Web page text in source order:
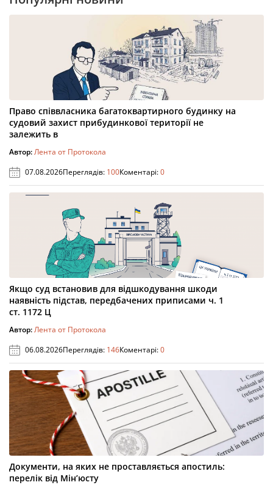
Право співвласника багатоквартирного будинку на
судовий захист прибудинкової території не
залежить в
Автор:Лента от Протокола
07.08.2026Переглядів: 100Коментарі:0
Якщо суд встановив для відшкодування шкоди
наявність підстав, передбачених приписами ч. 1
ст. 1172 Ц
Автор:Лента от Протокола
06.08.2026Переглядів: 146Коментарі:0
Документи, на яких не проставляється апостиль:
перелік від Мін’юсту